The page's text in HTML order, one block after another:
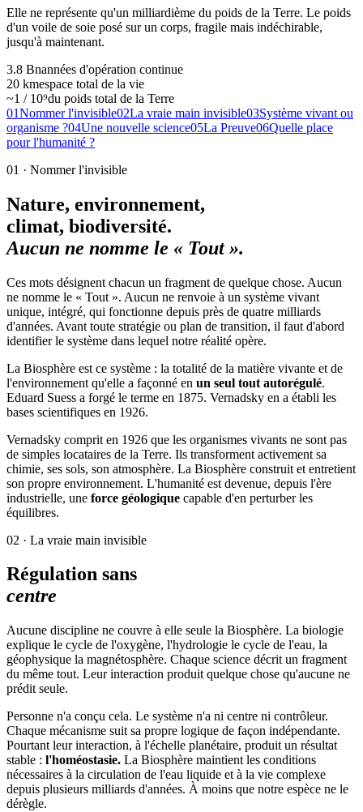
Elle ne représente qu'un milliardième du poids de la Terre. Le poids
d'un voile de soie posé sur un corps, fragile mais indéchirable,
jusqu'à maintenant.
3.8 Bnannées d'opération continue
20 kmespace total de la vie
~1 / 10⁹du poids total de la Terre
01Nommer l'invisible02La vraie main invisible03Système vivant ou
organisme ?04Une nouvelle science05La Preuve06Quelle place
pour l'humanité ?
01 · Nommer l'invisible
Nature, environnement,
climat, biodiversité.
Aucun ne nomme le « Tout ».
Ces mots désignent chacun un fragment de quelque chose. Aucun
ne nomme le « Tout ». Aucun ne renvoie à un système vivant
unique, intégré, qui fonctionne depuis près de quatre milliards
d'années. Avant toute stratégie ou plan de transition, il faut d'abord
identifier le système dans lequel notre réalité opère.
La Biosphère est ce système : la totalité de la matière vivante et de
l'environnement qu'elle a façonné en un seul tout autorégulé.
Eduard Suess a forgé le terme en 1875. Vernadsky en a établi les
bases scientifiques en 1926.
Vernadsky comprit en 1926 que les organismes vivants ne sont pas
de simples locataires de la Terre. Ils transforment activement sa
chimie, ses sols, son atmosphère. La Biosphère construit et entretient
son propre environnement. L'humanité est devenue, depuis l'ère
industrielle, une force géologique capable d'en perturber les
équilibres.
02 · La vraie main invisible
Régulation sans
centre
Aucune discipline ne couvre à elle seule la Biosphère. La biologie
explique le cycle de l'oxygène, l'hydrologie le cycle de l'eau, la
géophysique la magnétosphère. Chaque science décrit un fragment
du même tout. Leur interaction produit quelque chose qu'aucune ne
prédit seule.
Personne n'a conçu cela. Le système n'a ni centre ni contrôleur.
Chaque mécanisme suit sa propre logique de façon indépendante.
Pourtant leur interaction, à l'échelle planétaire, produit un résultat
stable : l'homéostasie. La Biosphère maintient les conditions
nécessaires à la circulation de l'eau liquide et à la vie complexe
depuis plusieurs milliards d'années. À moins que notre espèce ne le
dérègle.